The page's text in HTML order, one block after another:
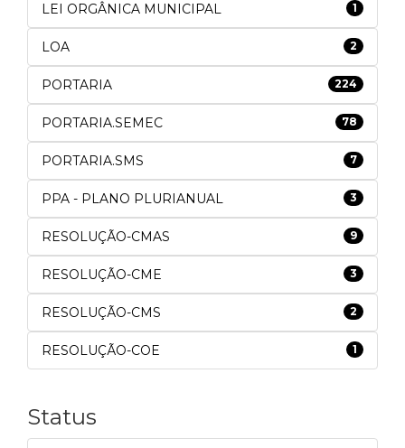
LEI ORGÂNICA MUNICIPAL 1
LOA 2
PORTARIA 224
PORTARIA.SEMEC 78
PORTARIA.SMS 7
PPA - PLANO PLURIANUAL 3
RESOLUÇÃO-CMAS 9
RESOLUÇÃO-CME 3
RESOLUÇÃO-CMS 2
RESOLUÇÃO-COE 1
Status